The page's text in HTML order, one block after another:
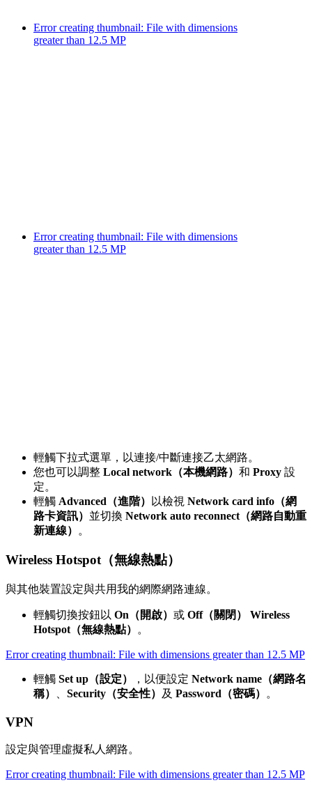
Error creating thumbnail: File with dimensions
greater than 12.5 MP
Error creating thumbnail: File with dimensions
greater than 12.5 MP
輕觸下拉式選單，以連接/中斷連接乙太網路。
您也可以調整 Local network（本機網路） 和 Proxy 設
定。
輕觸 Advanced（進階） 以檢視 Network card info（網
路卡資訊） 並切換 Network auto reconnect（網路自動重
新連線）
。
Wireless Hotspot（無線熱點）
與其他裝置設定與共用我的網際網路連線。
輕觸切換按鈕以 On（開啟） 或 Off（關閉）
Wireless
Hotspot（無線熱點）
。
Error creating thumbnail: File with dimensions greater than 12.5 MP
輕觸 Set up（設定） ，以便設定 Network name（網路名
稱）
Security（安全性） 及 Password（密碼） 。
VPN
設定與管理虛擬私人網路。
Error creating thumbnail: File with dimensions greater than 12.5 MP